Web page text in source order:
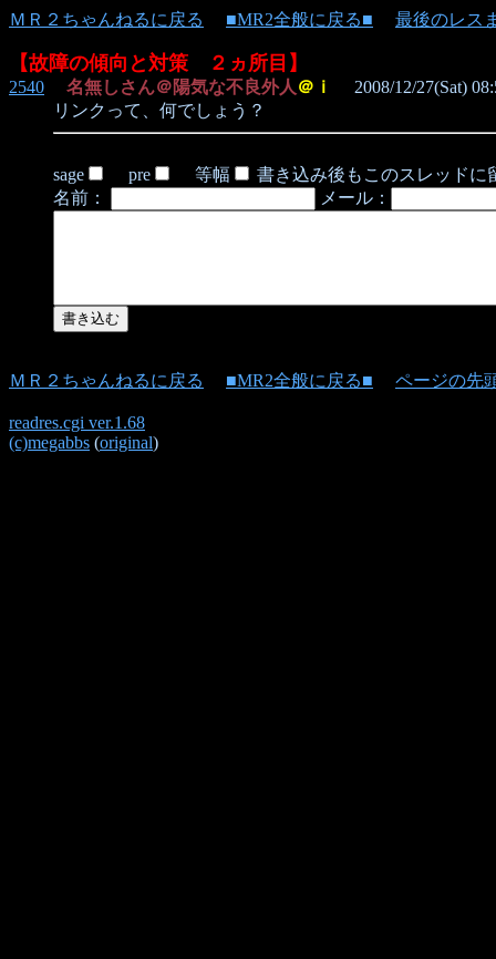
ＭＲ２ちゃんねるに戻る ■MR2全般に戻る■ 最後のレス
【故障の傾向と対策 ２ヵ所目】
2540 名無しさん＠陽気な不良外人 ＠ｉ
2008/12/27(Sat)
リンクって、何でしょう？
sage pre 等幅
書き込み後もこのスレッドに
名前：
メール：
ＭＲ２ちゃんねるに戻る ■MR2全般に戻る■ ページの先
readres.cgi ver.1.68
(c)megabbs (original)